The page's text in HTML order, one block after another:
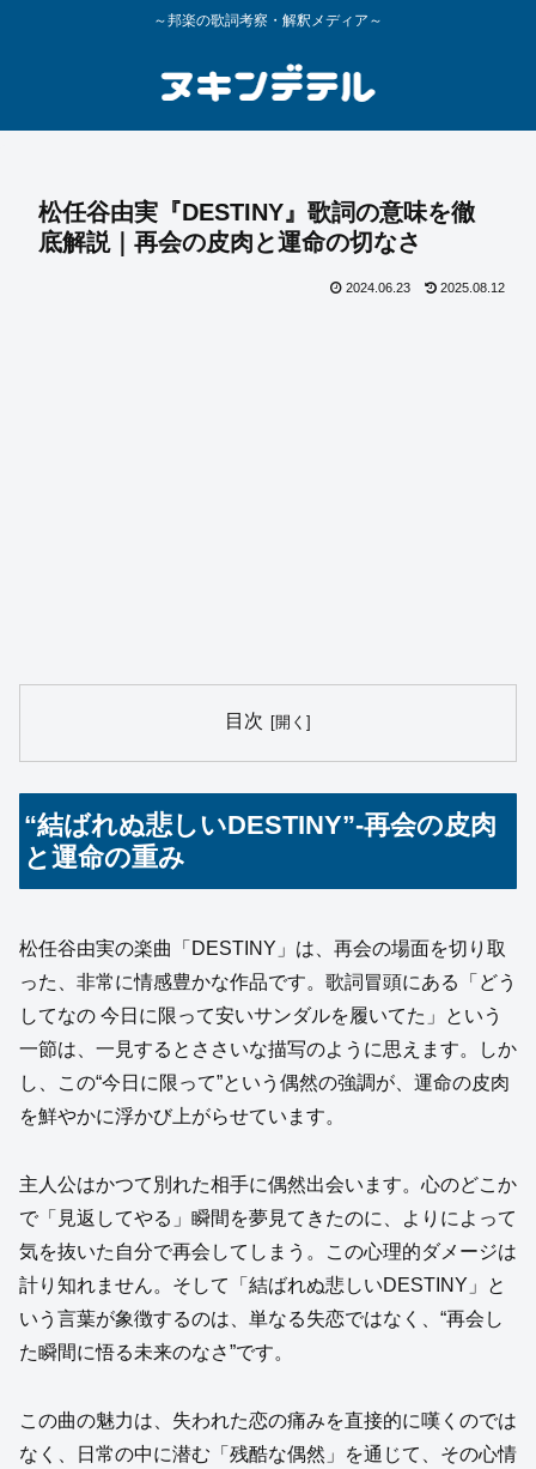
～邦楽の歌詞考察・解釈メディア～
松任谷由実『DESTINY』歌詞の意味を徹
底解説｜再会の皮肉と運命の切なさ
2024.06.23 2025.08.12
目次
“結ばれぬ悲しいDESTINY”-再会の皮肉
と運命の重み
松任谷由実の楽曲「DESTINY」は、再会の場面を切り取
った、非常に情感豊かな作品です。歌詞冒頭にある「どう
してなの 今日に限って安いサンダルを履いてた」という
一節は、一見するとささいな描写のように思えます。しか
し、この“今日に限って”という偶然の強調が、運命の皮肉
を鮮やかに浮かび上がらせています。
主人公はかつて別れた相手に偶然出会います。心のどこか
で「見返してやる」瞬間を夢見てきたのに、よりによって
気を抜いた自分で再会してしまう。この心理的ダメージは
計り知れません。そして「結ばれぬ悲しいDESTINY」と
いう言葉が象徴するのは、単なる失恋ではなく、“再会し
た瞬間に悟る未来のなさ”です。
この曲の魅力は、失われた恋の痛みを直接的に嘆くのでは
なく、日常の中に潜む「残酷な偶然」を通じて、その心情